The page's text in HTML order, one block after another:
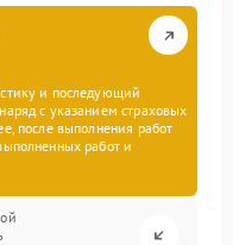
и последующий
с указанием страховых
после выполнения работ
работ и